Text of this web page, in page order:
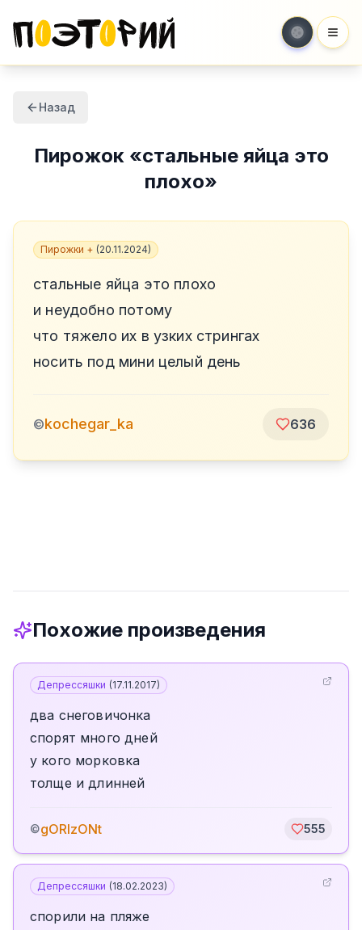
Назад
Пирожок«стальные яйца это
плохо»
Пирожки + (20.11.2024)
стальные яйца это плохо
и неудобно потому
что тяжело их в узких стрингах
носить под мини целый день
©kochegar_ka 636
Похожие произведения
Депрессяшки (17.11.2017)
два снеговичонка
спорят много дней
у кого морковка
толще и длинней
©gORIzONt 555
Депрессяшки (18.02.2023)
спорили на пляже